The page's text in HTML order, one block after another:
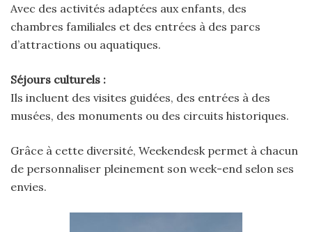
Avec des activités adaptées aux enfants, des
chambres familiales et des entrées à des parcs
d’attractions ou aquatiques.
Séjours culturels :
Ils incluent des visites guidées, des entrées à des
musées, des monuments ou des circuits historiques.
Grâce à cette diversité, Weekendesk permet à chacun
de personnaliser pleinement son week-end selon ses
envies.